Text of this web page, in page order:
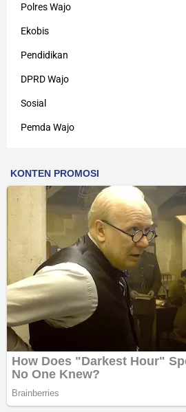
Polres Wajo
Ekobis
Pendidikan
DPRD Wajo
Sosial
Pemda Wajo